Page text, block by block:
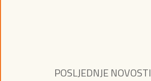
POSLJEDNJE NOVOSTI